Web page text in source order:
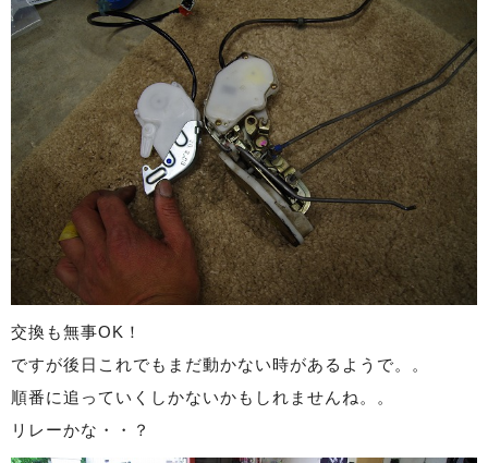
交換も無事OK！
ですが後日これでもまだ動かない時があるようで。。
順番に追っていくしかないかもしれませんね。。
リレーかな・・？